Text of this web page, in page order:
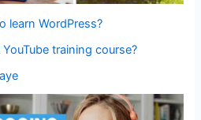
learn WordPress?
training course?